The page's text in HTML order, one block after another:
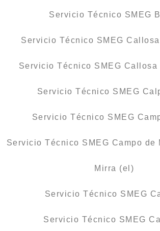
Servicio Técnico SMEG
Servicio Técnico SMEG
Servicio Técnico SMEG Callosa
Servicio Técnico SMEG
Servicio Técnico SMEG
Servicio Técnico SMEG Campo de
Mirra (el)
Servicio Técnico SMEG
Servicio Técnico SMEG